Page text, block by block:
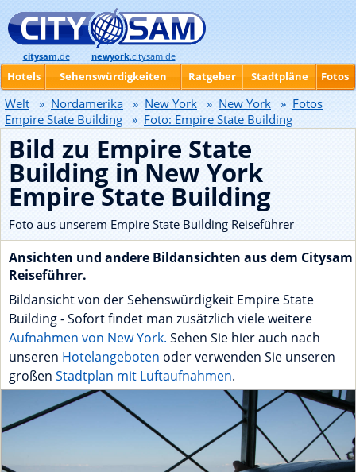
Bild zu Empire State
Building in New York
Empire State Building
Foto aus unserem Empire State Building Reiseführer
Ansichten und andere Bildansichten aus dem Citysam
Reiseführer.
Bildansicht von der Sehenswürdigkeit Empire State
Building - Sofort findet man zusätzlich viele weitere
Aufnahmen von New York. Sehen Sie hier auch nach
unseren Hotelangeboten oder verwenden Sie unseren
großen Stadtplan mit Luftaufnahmen.
citysam.de newyork.citysam.de
Hotels Sehenswürdigkeiten Ratgeber Stadtpläne Fotos
Welt » Nordamerika » New York » New York » Fotos
Empire State Building » Foto: Empire State Building